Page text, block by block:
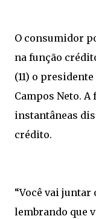
O consumidor
na função
(11) o
Campos Neto.
instantâneas
crédito.
“Você vai juntar
lembrando que